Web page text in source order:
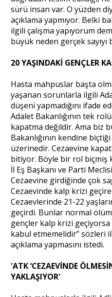
sürü insan var. O yüzden
açıklama yapmıyor. Belki
ilgili çalışma yapıyorum
büyük neden gerçek sayıyı
20 YAŞINDAKİ GENÇLER
Hasta mahpuslar başta
yaşanan sorunlarla ilgili
düşeni yapmadığını ifade
Adalet Bakanlığının tek
kapatma değildir. Ama biz
Bakanlığının kendine
üzerinedir. Cezaevine
bitiyor. Böyle bir rol biçmiş
İl Eş Başkanı ve Parti
Cezaevine girdiğinde çok
Cezaevinde kalp krizi
Cezaevlerinde 21-22
geçirdi. Bunlar normal
gençler kalp krizi
kabul etmemelidir” sözleri
açıklama yapmasını istedi.
'ATK ‘CEZAEVİNDE
YAKLAŞIYOR'